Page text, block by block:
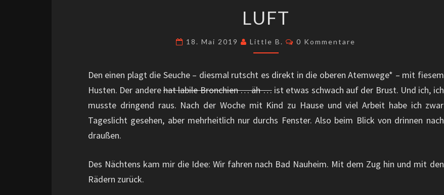
LUFT
18. Mai 2019 Little B. Kommentare
0 Kommentare
Den einen plagt die Seuche – diesmal rutscht es direkt in die oberen Atemwege* – mit fiesem
Husten. Der anderehat labile Bronchien … äh …ist etwas schwach auf der Brust. Und ich, ich
musste dringend raus. Nach der Woche mit Kind zu Hause und viel Arbeit habe ich zwar
Tageslicht gesehen, aber mehrheitlich nur durchs Fenster. Also beim Blick von drinnen nach
draußen.
Des Nächtens kam mir die Idee: Wir fahren nach Bad Nauheim. Mit dem Zug hin und mit den
Rädern zurück.